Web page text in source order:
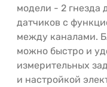
модели - 2 гнезда
датчиков с
между каналами.
можно быстро и
измерительных
и настройкой